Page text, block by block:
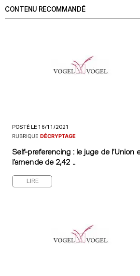
CONTENU RECOMMANDÉ
POSTÉ LE 16/11/2021
RUBRIQUE DÉCRYPTAGE
Self-preferencing : le juge de l’Union
l’amende de 2,42 ..
LIRE